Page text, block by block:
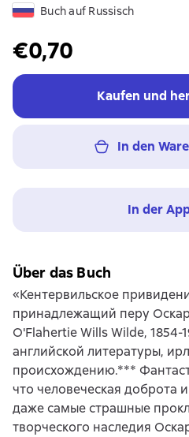
Buch auf Russisch
€0,70
Kaufen und
In den
In der
Über das Buch
«Кентервильское
принадлежащий перу
O'Flahertie Wills Wilde, 1854-
английской литературы,
происхождению.***
что человеческая доброта
даже самые страшные
творческого наследия